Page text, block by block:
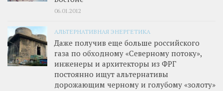
06.01.2012
АЛЬТЕРНАТИВНАЯ ЭНЕРГЕТИКА
Даже получив еще больше российского
газа по обходному «Северному потоку»,
инженеры и архитекторы из ФРГ
постоянно ищут альтернативы
дорожающим черному и голубому «золоту»